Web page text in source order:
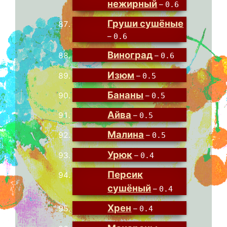
нежирный – 0.6
Груши сушёные
– 0.6
Виноград – 0.6
Изюм – 0.5
Бананы – 0.5
Айва – 0.5
Малина – 0.5
Урюк – 0.4
Персик
сушёный – 0.4
Хрен – 0.4